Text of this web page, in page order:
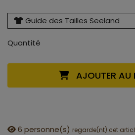
Guide des Tailles Seeland
Quantité
AJOUTER AU
6 personne(s) regarde(nt) cet